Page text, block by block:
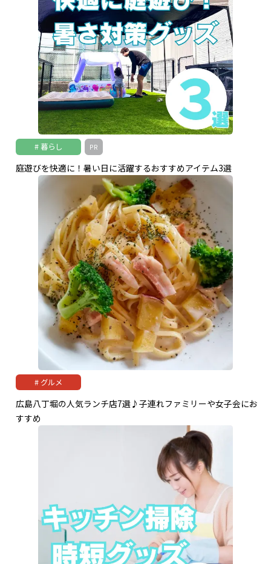
暮らし PR
庭遊びを快適に！暑い日に活躍するおすすめアイテム3選
グルメ
広島八丁堀の人気ランチ店7選♪子連れファミリーや女子会にお
すすめ